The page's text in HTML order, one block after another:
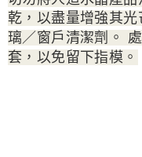
乾，以盡量增強其
璃／窗戶清潔劑。
套，以免留下指模。